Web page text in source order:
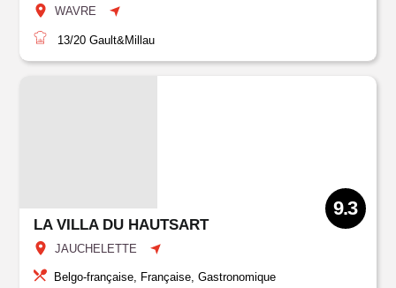
WAVRE
13/20 Gault&Millau
LA VILLA DU HAUTSART
JAUCHELETTE
9.3
Belgo-française, Française, Gastronomique